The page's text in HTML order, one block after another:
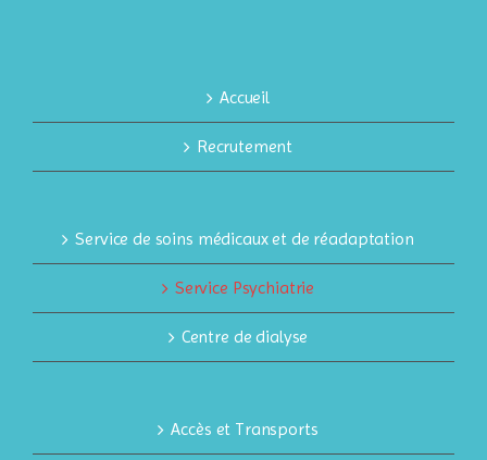
Accueil
Recrutement
Service de soins médicaux et de réadaptation
Service Psychiatrie
Centre de dialyse
Accès et Transports